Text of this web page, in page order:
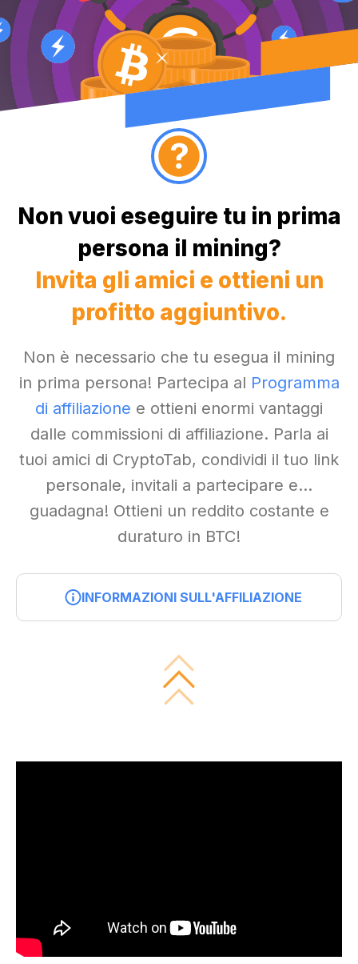
Non vuoi eseguire tu in prima
persona il mining?
Invita gli amici e ottieni un
profitto aggiuntivo.
Non è necessario che tu esegua il mining
in prima persona! Partecipa al Programma
di affiliazione e ottieni enormi vantaggi
dalle commissioni di affiliazione. Parla ai
tuoi amici di CryptoTab, condividi il tuo link
personale, invitali a partecipare e...
guadagna! Ottieni un reddito costante e
duraturo in BTC!
INFORMAZIONI SULL'AFFILIAZIONE